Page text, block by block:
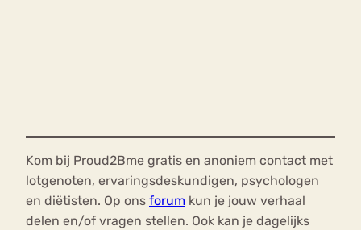
Kom bij Proud2Bme gratis en anoniem contact met
lotgenoten, ervaringsdeskundigen, psychologen
en diëtisten. Op ons forum kun je jouw verhaal
delen en/of vragen stellen. Ook kan je dagelijks